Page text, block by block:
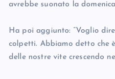
avrebbe suonato la domenica
Ha poi aggiunto: “Voglio
colpetti. Abbiamo detto che
delle nostre vite crescendo